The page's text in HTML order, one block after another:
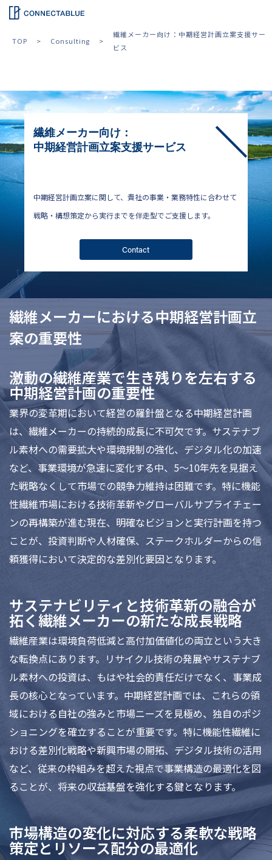
TOP Consulting
繊維メーカー向け：中期経営計画立案支援サー
ビス
繊維メーカー向け：
中期経営計画立案支援サービス
中期経営計画立案に関して、貴社の事業・業務特性に合わせて
戦略・構想策定から実行までを伴走型でご支援します。
Contact
繊維メーカーにおける中期経営計画立
案の重要性
激動の繊維産業で生き残りを左右する
中期経営計画の重要性
業界の変革期において経営の羅針盤となる中期経営計画
は、繊維メーカーの持続的成長に不可欠です。サステナブ
ル素材への需要拡大や環境規制の強化、デジタル化の加速
など、事業環境が急速に変化する中、5〜10年先を見据え
た戦略なくして市場での競争力維持は困難です。特に機能
性繊維市場における技術革新やグローバルサプライチェー
ンの再構築が進む現在、明確なビジョンと実行計画を持つ
ことが、投資判断や人材確保、ステークホルダーからの信
頼獲得において決定的な差別化要因となります。
サステナビリティと技術革新の融合が
拓く繊維メーカーの新たな成長戦略
繊維産業は環境負荷低減と高付加価値化の両立という大き
な転換点にあります。リサイクル技術の発展やサステナブ
ル素材への投資は、もはや社会的責任だけでなく、事業成
長の核心となっています。中期経営計画では、これらの領
域における自社の強みと市場ニーズを見極め、独自のポジ
ショニングを確立することが重要です。特に機能性繊維に
おける差別化戦略や新興市場の開拓、デジタル技術の活用
など、従来の枠組みを超えた視点で事業構造の最適化を図
ることが、将来の収益基盤を強化する鍵となります。
市場構造の変化に対応する柔軟な戦略
策定とリソース配分の最適化